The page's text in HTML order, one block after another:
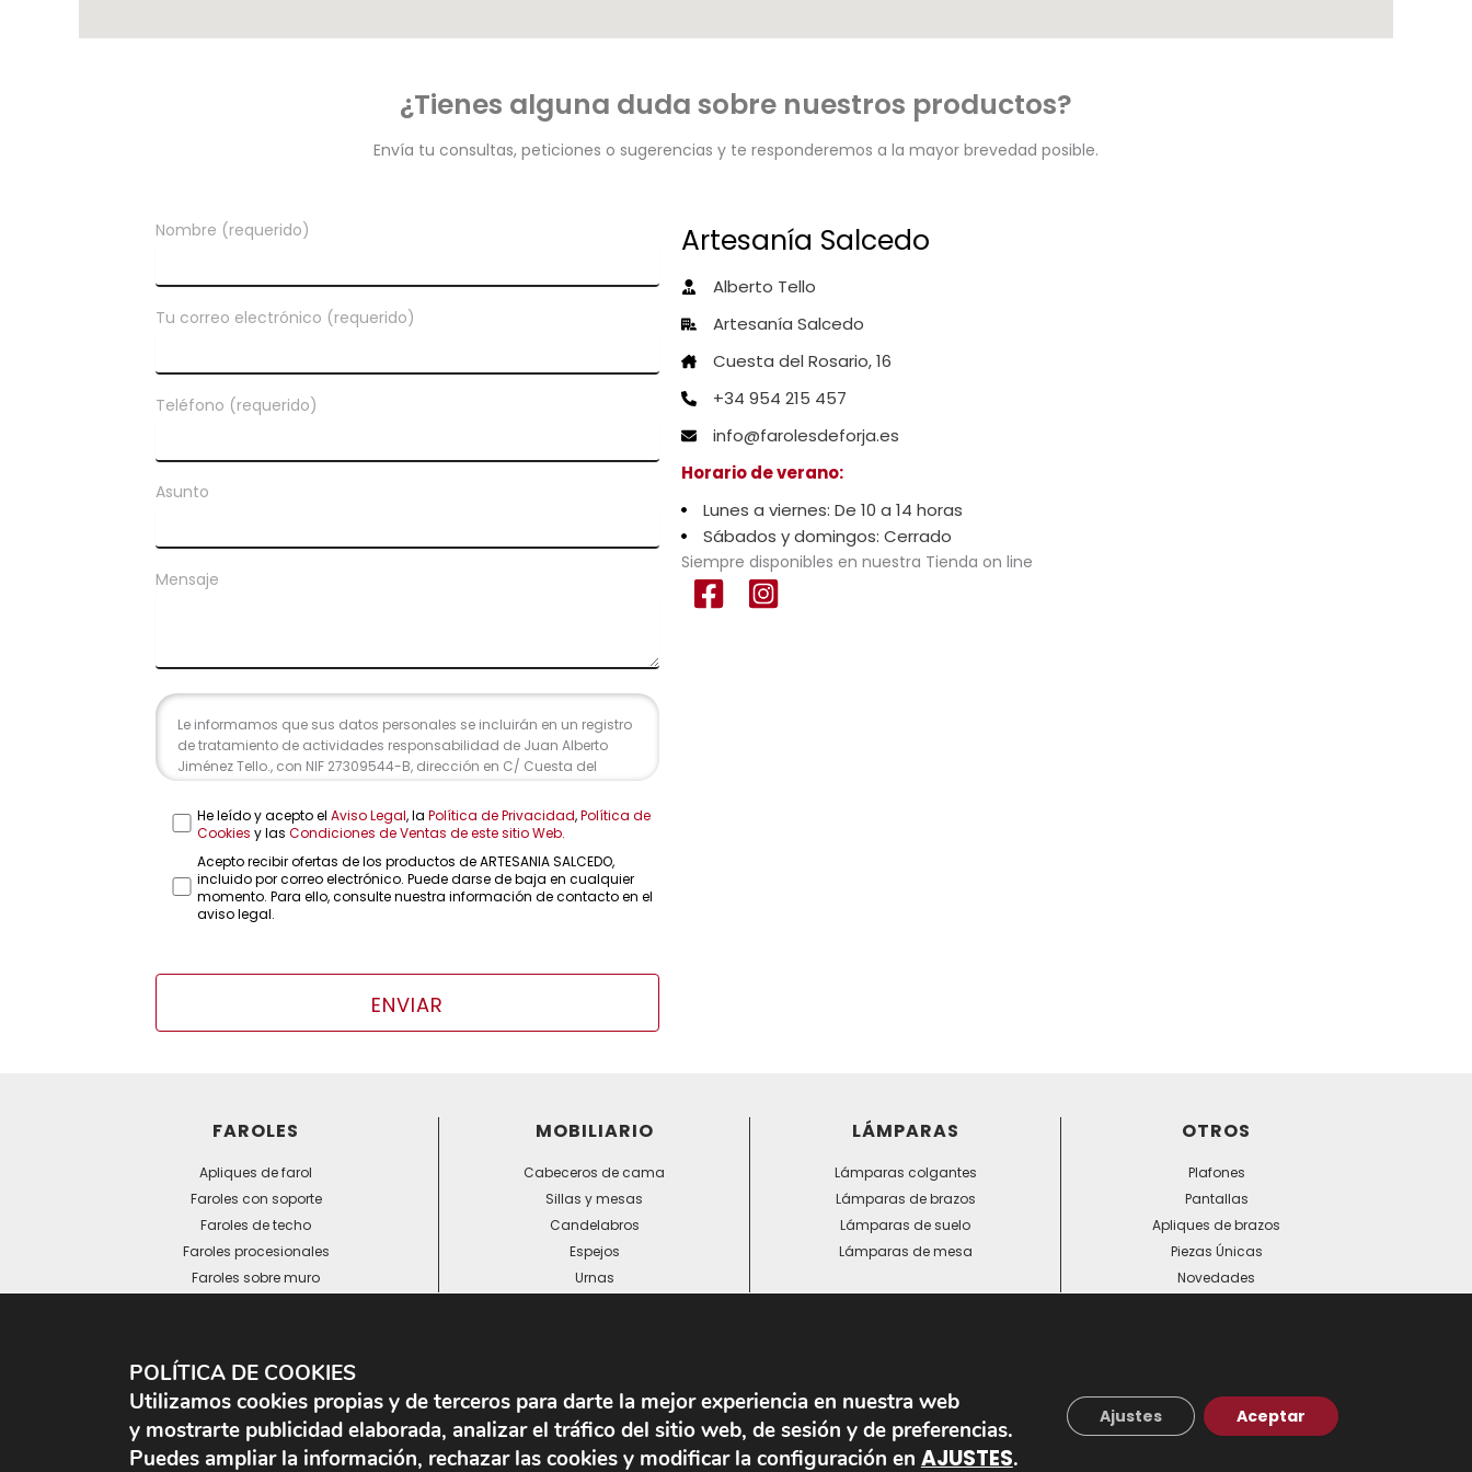
¿Tienes alguna duda sobre nuestros productos?
Envía tu consultas, peticiones o sugerencias y te responderemos a la mayor brevedad posible.
Nombre (requerido)
Tu correo electrónico (requerido)
Teléfono (requerido)
Asunto
Mensaje
Le informamos que sus datos personales se incluirán en un registro
de tratamiento de actividades responsabilidad de Juan Alberto
Jiménez Tello., con NIF 27309544-B, dirección en C/ Cuesta del
Rosario 16-C, 41004, Sevilla, y email info@farolesdeforja.es y cuya
finalidad es atender su consulta a través de este formulario. No se
contemplan cesión de datos. Conservaremos sus datos hasta que
para atender eventuales responsabilidades finalizada la relación.
Se procederá a tratar los datos de manera lícita, leal, transparente,
adecuada, pertinente, limitada, exacta y actualizada. Puede ejercer
caso de divergencias, puede presentar una reclamación ante la
Agencia Española de Protección de Datos (www.agpd.es).
Más información del tratamiento en laPolítica de privacidad.
He leído y acepto el Aviso Legal, la Política de Privacidad,Política de
Cookies y las Condiciones de Ventas de este sitio Web.
Acepto recibir ofertas de los productos de ARTESANIA SALCEDO,
incluido por correo electrónico. Puede darse de baja en cualquier
momento. Para ello, consulte nuestra información de contacto en el
aviso legal.
Artesanía Salcedo
Alberto Tello
Artesanía Salcedo
Cuesta del Rosario, 16
+34 954 215 457
info@farolesdeforja.es
Horario de verano:
Lunes a viernes: De 10 a 14 horas
Sábados y domingos: Cerrado
Siempre disponibles en nuestra Tienda on line
FAROLES
Apliques de farol
Faroles con soporte
Faroles de techo
Faroles procesionales
Faroles sobre muro
MOBILIARIO
Cabeceros de cama
Sillas y mesas
Candelabros
Espejos
Urnas
LÁMPARAS
Lámparas colgantes
Lámparas de brazos
Lámparas de suelo
Lámparas de mesa
OTROS
Plafones
Pantallas
Apliques de brazos
Piezas Únicas
Novedades
© 2024 Todos los derechos reservados. - Desarrollo web:
Business Go!
POLÍTICA DE COOKIES
Utilizamos cookies propias y de terceros para darte la mejor experiencia en nuestra web
y mostrarte publicidad elaborada, analizar el tráfico del sitio web, de sesión y de preferencias.
Puedes ampliar la información, rechazar las cookies y modificar la configuración en AJUSTES.
Aceptar
Ajustes